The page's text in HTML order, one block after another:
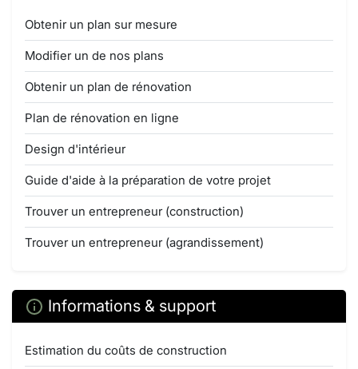
Obtenir un plan sur mesure
Modifier un de nos plans
Obtenir un plan de rénovation
Plan de rénovation en ligne
Design d'intérieur
Guide d'aide à la préparation de votre projet
Trouver un entrepreneur (construction)
Trouver un entrepreneur (agrandissement)
Informations & support
Estimation du coûts de construction